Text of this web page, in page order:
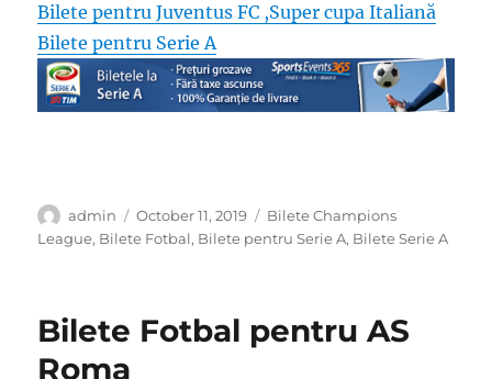
Bilete pentru Juventus FC ,Super cupa Italiană
Bilete pentru Serie A
Author
admin
Posted
on
October 11, 2019 Categories
Bilete Champions
League, Bilete Fotbal, Bilete pentru Serie A, Bilete Serie A
Bilete Fotbal pentru AS
Roma